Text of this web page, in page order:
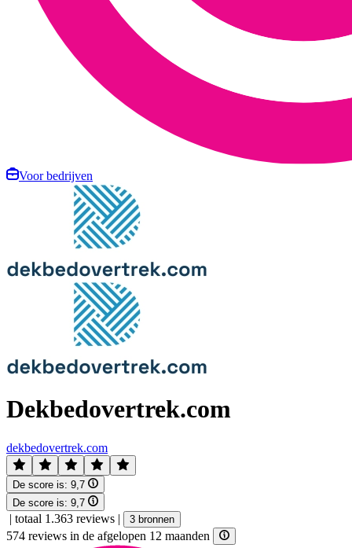
Voor bedrijven
Dekbedovertrek.com
dekbedovertrek.com
De score is: 9,7
De score is: 9,7
| totaal 1.363 reviews | 3 bronnen
574 reviews in de afgelopen 12 maanden